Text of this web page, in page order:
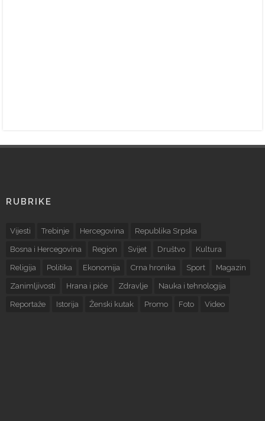
RUBRIKE
Vijesti Trebinje Hercegovina Republika Srpska
Bosna i Hercegovina Region Svijet Društvo Kultura
Religija Politika Ekonomija Crna hronika Sport Magazin
Zanimljivosti Hrana i piće Zdravlje Nauka i tehnologija
Reportaže Istorija Ženski kutak Promo Foto Video